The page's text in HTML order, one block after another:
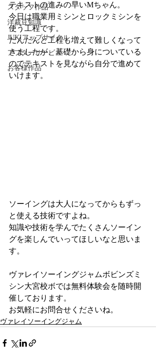
スタッフ作品
洋裁豆知識
JUKIアップサイクル
アフターサービス
お客様作品
テキストの進みの早いMちゃん。
今日は職業用ミシンとロックミシンを
使う工程です。
だんだんと工程も増えて難しくなって
きましたが、基礎から身についている
のでテキストを見ながら自分で進めて
いけます。
ソーイングは大人になってからもずっ
と使える技術ですよね。
知識や技術を学んでたくさんソーイン
グを楽しんでいってほしいなと思いま
す。
ヴァレイソーイングジャムボビンズミ
シン大宮校ボでは無料体験会を随時開
催しております。
お気軽にお問合せくださいね。
ヴァレイソーイングジャム